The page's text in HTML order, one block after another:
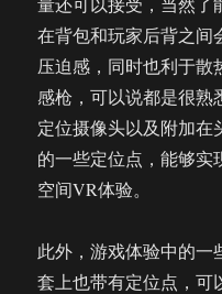
在背包和玩家后背之间
压迫感，同时也利于散
感枪，可以说都是很熟
定位摄像头以及附加在
的一些定位点，能够实
空间VR体验。
此外，游戏体验中的一
套上也带有定位点，可